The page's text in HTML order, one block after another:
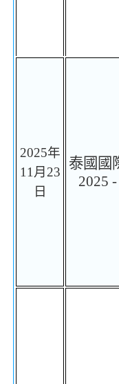
2025年
11 月 23
日
泰國國
2025